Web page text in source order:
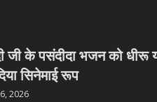
जी के पसंदीदा भजन को धीरू
सिनेमाई रूप
2026